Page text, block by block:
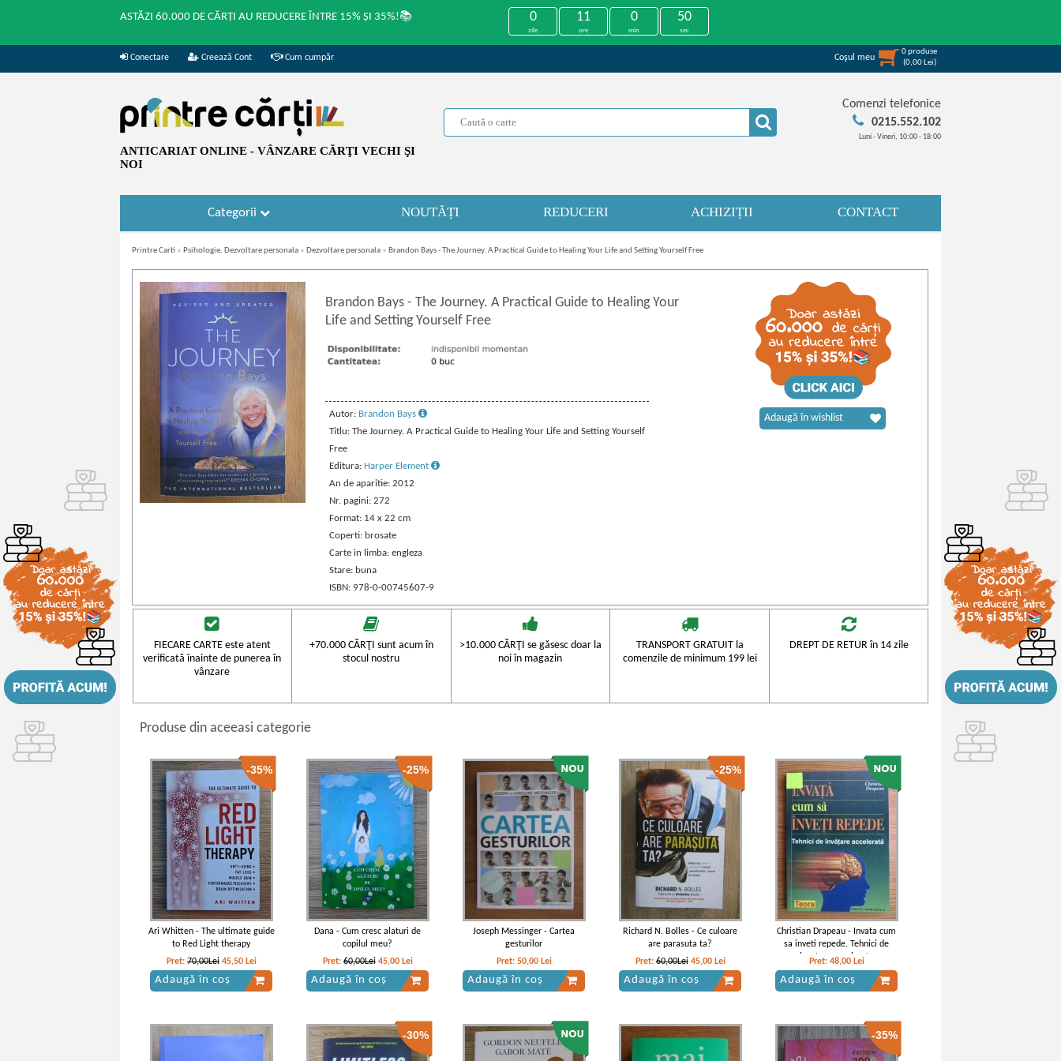
ASTĂZI 60.000 DE CĂRȚI AU REDUCERE ÎNTRE 15% ȘI 35%!📚 0
zile
11
ore
0
min
50
sec
Conectare Creează Cont Cum cumpăr Coşul meu
0produse
(0,00 Lei)
ANTICARIAT ONLINE - VÂNZARE CĂRŢI VECHI ŞI
NOI
Comenzi telefonice
0215.552.102
Luni - Vineri, 10:00 - 18:00
Categorii NOUTĂȚI REDUCERI ACHIZIȚII CONTACT
Printre Carti » Psihologie. Dezvoltare personala » Dezvoltare personala » Brandon Bays - The Journey. A Practical Guide to Healing Your Life and Setting Yourself Free
Brandon Bays - The Journey. A Practical Guide to Healing Your
Life and Setting Yourself Free
Autor: Brandon Bays
Titlu: The Journey. A Practical Guide to Healing Your Life and Setting Yourself
Free
Editura: Harper Element
An de aparitie: 2012
Nr. pagini: 272
Format: 14 x 22 cm
Coperti: brosate
Carte in limba: engleza
Stare: buna
ISBN: 978-0-00745607-9
Adaugă în wishlist
FIECARE CARTE este atent
verificată înainte de punerea în
vânzare
+70.000 CĂRŢI sunt acum în
stocul nostru
>10.000 CĂRŢI se găsesc doar la
noi în magazin
TRANSPORT GRATUIT la
comenzile de minimum 199 lei
DREPT DE RETUR în 14 zile
Produse din aceeasi categorie
-35%
Ari Whitten - The ultimate guide
to Red Light therapy
Pret: 70,00Lei 45,50 Lei
Adaugă în coș
-25%
Dana - Cum cresc alaturi de
copilul meu?
Pret:60,00Lei 45,00 Lei
Adaugă în coș
Joseph Messinger - Cartea
gesturilor
Pret: 50,00 Lei
Adaugă în coș
-25%
Richard N. Bolles - Ce culoare
are parasuta ta?
Pret:60,00Lei 45,00 Lei
Adaugă în coș
Christian Drapeau - Invata cum
sa inveti repede. Tehnici de
invatare accelerata
Pret: 48,00 Lei
Adaugă în coș
-30% -35%